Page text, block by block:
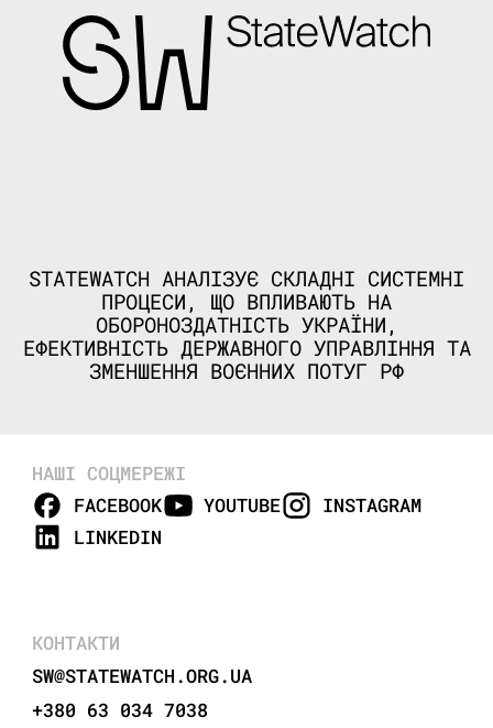
STATEWATCH АНАЛІЗУЄ СКЛАДНІ СИСТЕМНІ
ПРОЦЕСИ, ЩО ВПЛИВАЮТЬ НА
ОБОРОНОЗДАТНІСТЬ УКРАЇНИ,
ЕФЕКТИВНІСТЬ ДЕРЖАВНОГО УПРАВЛІННЯ ТА
ЗМЕНШЕННЯ ВОЄННИХ ПОТУГ РФ
НАШІ СОЦМЕРЕЖІ
FACEBOOK
YOUTUBE
INSTAGRAM
LINKEDIN
КОНТАКТИ
SW@STATEWATCH.ORG.UA
+380 63 034 7038